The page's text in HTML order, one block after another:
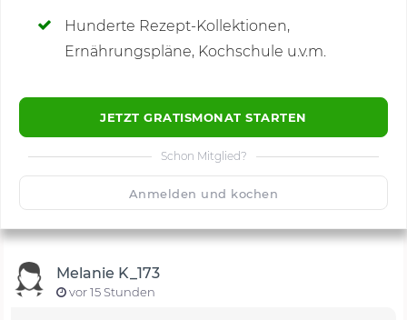
Hunderte Rezept-Kollektionen,
Ernährungspläne, Kochschule u.v.m.
JETZT GRATISMONAT STARTEN
Schon Mitglied?
Anmelden und kochen
Kommentare(211)
🙂 Speichern
Melanie K_173
vor 15 Stunden